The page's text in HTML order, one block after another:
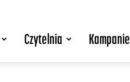
Czytelnia Kampanie